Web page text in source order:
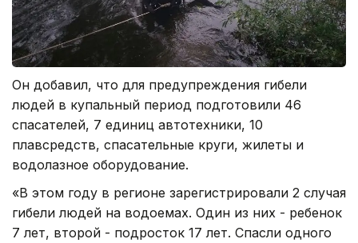
Он добавил, что для предупреждения гибели
людей в купальный период подготовили 46
спасателей, 7 единиц автотехники, 10
плавсредств, спасательные круги, жилеты и
водолазное оборудование.
«В этом году в регионе зарегистрировали 2 случая
гибели людей на водоемах. Один из них - ребенок
7 лет, второй - подросток 17 лет. Спасли одного